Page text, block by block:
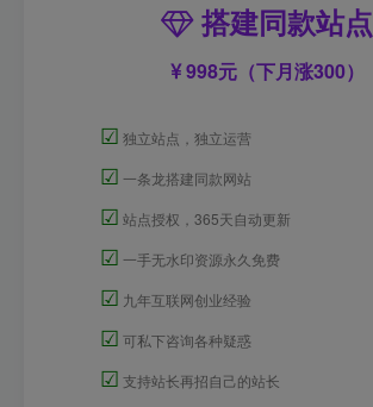
搭建同款站点
998元（下月涨300）
☑ 独立站点，独立运营
☑ 一条龙搭建同款网站
☑ 站点授权，365天自动更新
☑ 一手无水印资源永久免费
☑ 九年互联网创业经验
☑ 可私下咨询各种疑惑
☑ 支持站长再招自己的站长